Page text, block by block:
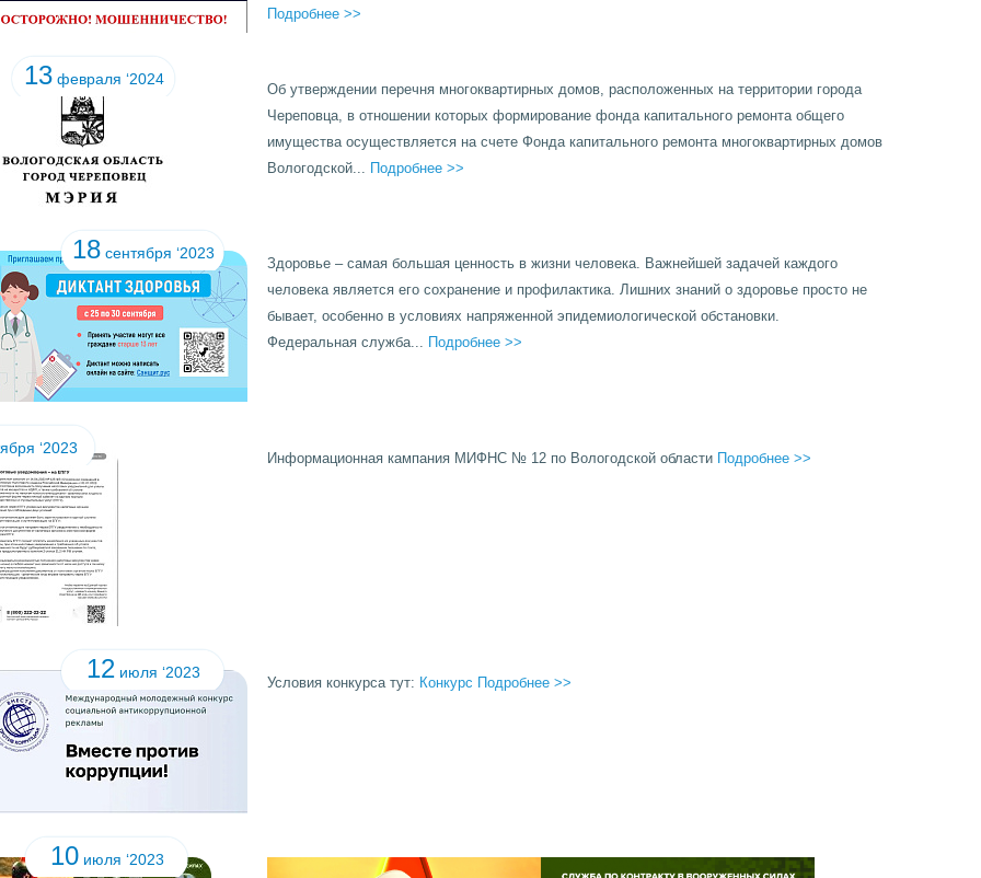
Подробнее >>
13февраля ‘2024
Об утверждении перечня многоквартирных домов, расположенных на территории города
Череповца, в отношении которых формирование фонда капитального ремонта общего
имущества осуществляется на счете Фонда капитального ремонта многоквартирных домов
Вологодской... Подробнее >>
18сентября ‘2023
Здоровье – самая большая ценность в жизни человека. Важнейшей задачей каждого
человека является его сохранение и профилактика. Лишних знаний о здоровье просто не
бывает, особенно в условиях напряженной эпидемиологической обстановки.
Федеральная служба... Подробнее >>
‘2023
Информационная кампания МИФНС № 12 по Вологодской области Подробнее >>
12июля ‘2023
Условия конкурса тут: Конкурс Подробнее >>
10июля ‘2023